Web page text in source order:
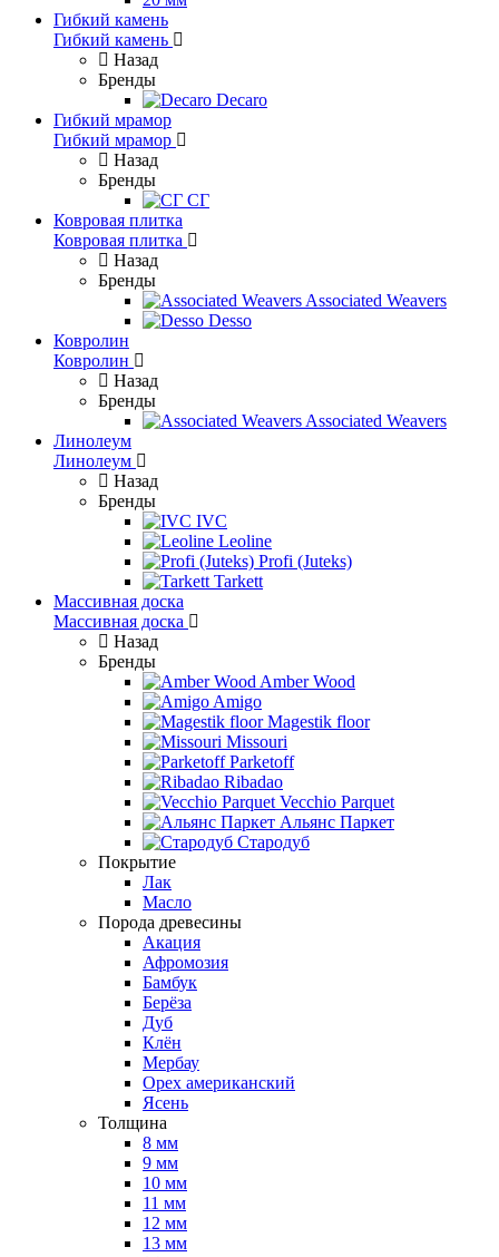
Гибкий камень
Гибкий камень
Назад
Бренды
Decaro
Гибкий мрамор
Гибкий мрамор
Назад
Бренды
СГ
Ковровая плитка
Ковровая плитка
Назад
Бренды
Associated Weavers
Desso
Ковролин
Ковролин
Назад
Бренды
Associated Weavers
Линолеум
Линолеум
Назад
Бренды
IVC
Leoline
Profi (Juteks)
Tarkett
Массивная доска
Массивная доска
Назад
Бренды
Amber Wood
Amigo
Magestik floor
Missouri
Parketoff
Ribadao
Vecchio Parquet
Альянс Паркет
Стародуб
Покрытие
Лак
Масло
Порода древесины
Акация
Афромозия
Бамбук
Берёза
Дуб
Клён
Мербау
Орех американский
Ясень
Толщина
8 мм
9 мм
10 мм
11 мм
12 мм
13 мм